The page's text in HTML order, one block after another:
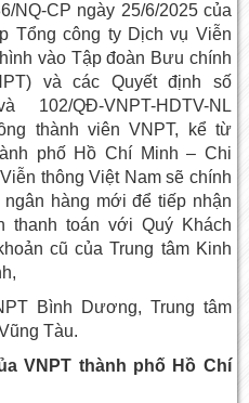
NQ-CP ngày 25/6/2025 của
Tổng công ty Dịch vụ Viễn
vào Tập đoàn Bưu chính
và các Quyết định số
102/QĐ-VNPT-HDTV-NL
thành viên VNPT, kể từ
phố Hồ Chí Minh – Chi
thông Việt Nam sẽ chính
hàng mới để tiếp nhận
thanh toán với Quý Khách
cũ của Trung tâm Kinh
Bình Dương, Trung tâm
Tàu.
VNPT thành phố Hồ Chí